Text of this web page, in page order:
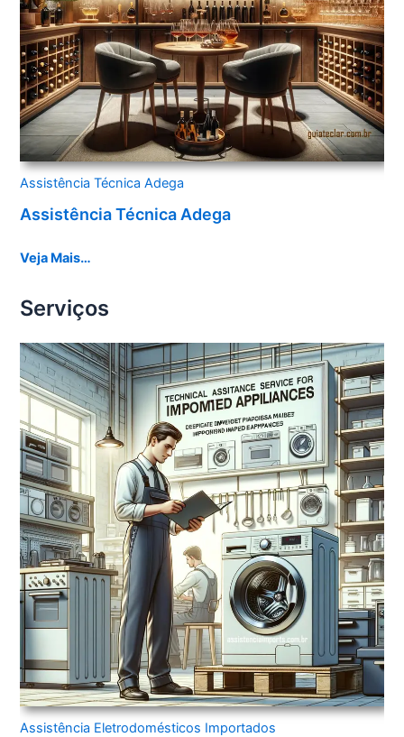
Assistência Técnica Adega
Assistência Técnica Adega
Veja Mais…
Serviços
Assistência Eletrodomésticos Importados